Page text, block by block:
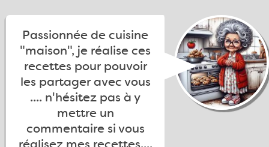
Passionnée de cuisine
"maison", je réalise ces
recettes pour pouvoir
les partager avec vous
.... n'hésitez pas à y
mettre un
commentaire si vous